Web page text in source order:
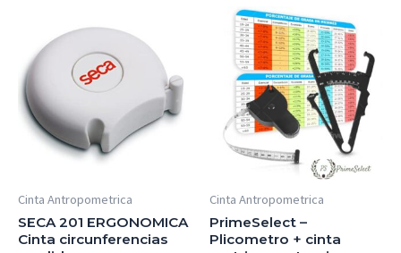
Cinta Antropometrica
SECA 201 ERGONOMICA
Cinta circunferencias
Cinta Antropometrica
PrimeSelect –
Plicometro + cinta